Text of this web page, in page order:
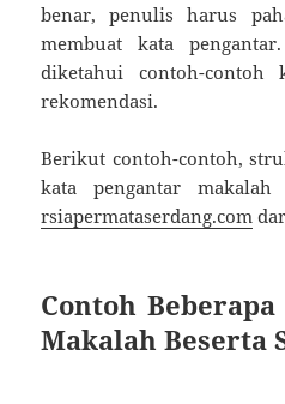
benar, penulis harus
membuat kata
diketahui contoh-contoh
rekomendasi.
Berikut contoh-contoh,
kata pengantar
rsiapermataserdang.com
Contoh
Makalah Beserta